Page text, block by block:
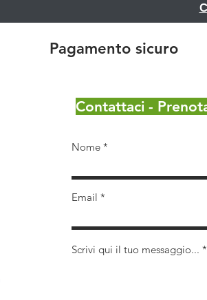
Pagamento sicuro
Contattaci -
Nome
Email
Scrivi qui il tuo messaggio...